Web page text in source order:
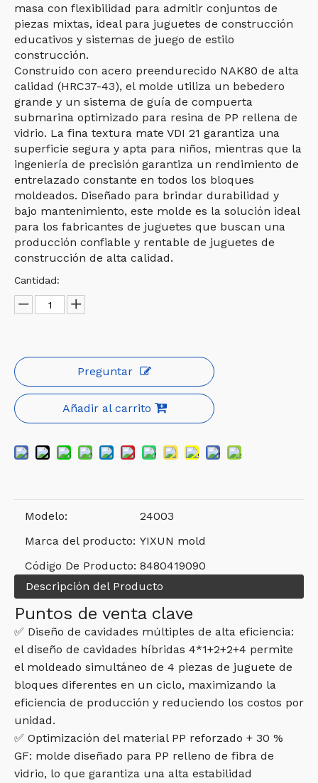
masa con flexibilidad para admitir conjuntos de
piezas mixtas, ideal para juguetes de construcción
educativos y sistemas de juego de estilo
construcción.
Construido con acero preendurecido NAK80 de alta
calidad (HRC37-43), el molde utiliza un bebedero
grande y un sistema de guía de compuerta
submarina optimizado para resina de PP rellena de
vidrio. La fina textura mate VDI 21 garantiza una
superficie segura y apta para niños, mientras que la
ingeniería de precisión garantiza un rendimiento de
entrelazado constante en todos los bloques
moldeados. Diseñado para brindar durabilidad y
bajo mantenimiento, este molde es la solución ideal
para los fabricantes de juguetes que buscan una
producción confiable y rentable de juguetes de
construcción de alta calidad.
Cantidad:
Preguntar
Añadir al carrito
Modelo:
24003
Marca del producto: YIXUN mold
Código De Producto: 8480419090
Descripción del Producto
Puntos de venta clave
✅ Diseño de cavidades múltiples de alta eficiencia:
el diseño de cavidades híbridas 4*1+2+2+4 permite
el moldeado simultáneo de 4 piezas de juguete de
bloques diferentes en un ciclo, maximizando la
eficiencia de producción y reduciendo los costos por
unidad.
✅ Optimización del material PP reforzado + 30 %
GF: molde diseñado para PP relleno de fibra de
vidrio, lo que garantiza una alta estabilidad